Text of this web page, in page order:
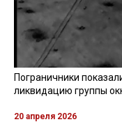
Пограничники
ликвидацию группы
20 апреля 2026